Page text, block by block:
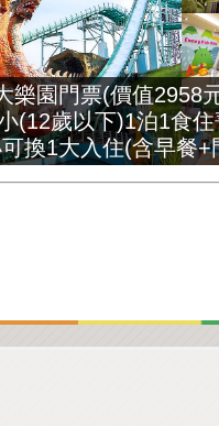
樂園門票(價值2958
(12歲以下)1泊1食
換1大入住(含早餐+